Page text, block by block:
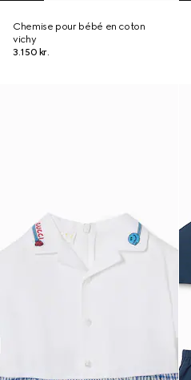
Chemise pour bébé en coton
vichy
3.150 kr.